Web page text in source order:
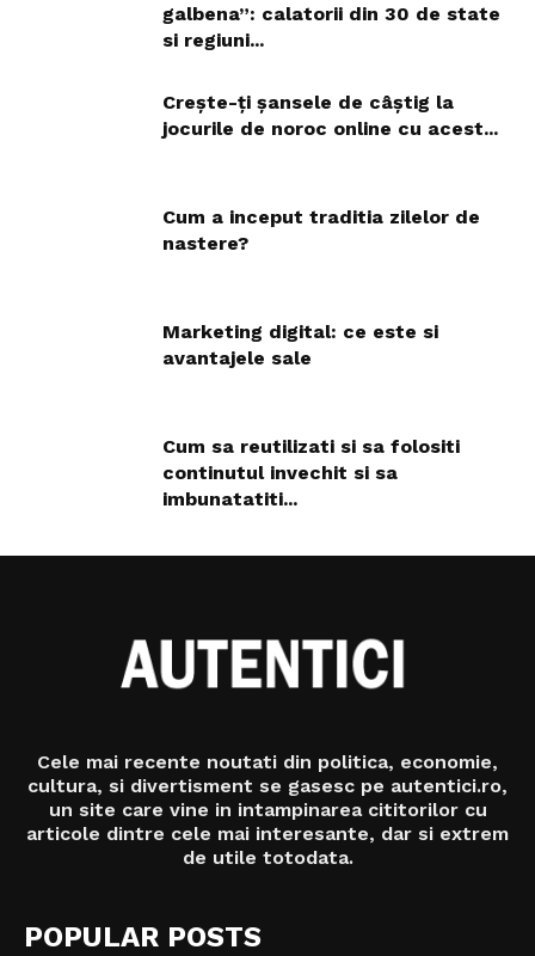
galbena”: calatorii din 30 de state
si regiuni...
Crește-ți șansele de câștig la
jocurile de noroc online cu acest...
Cum a inceput traditia zilelor de
nastere?
Marketing digital: ce este si
avantajele sale
Cum sa reutilizati si sa folositi
continutul invechit si sa
imbunatatiti...
Cele mai recente noutati din politica, economie,
cultura, si divertisment se gasesc pe autentici.ro,
un site care vine in intampinarea cititorilor cu
articole dintre cele mai interesante, dar si extrem
de utile totodata.
POPULAR POSTS